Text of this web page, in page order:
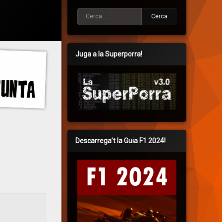
Juga a la Superporra!
Descarrega’t la Guia F1 2024!